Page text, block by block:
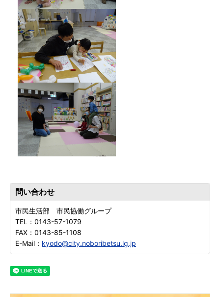
問い合わせ
市民生活部 市民協働グループ
TEL： 0143-57-1079
FAX： 0143-85-1108
E-Mail： kyodo@city.noboribetsu.lg.jp